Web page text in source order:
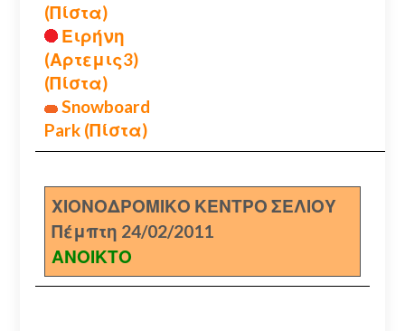
(Πίστα)
Ειρήνη
(Αρτεμις3)
(Πίστα)
Snowboard
Park (Πίστα)
ΧΙΟΝΟΔΡΟΜΙΚΟ ΚΕΝΤΡΟ ΣΕΛΙΟΥ
Πέμπτη 24/02/2011
ΑΝΟΙΚΤΟ